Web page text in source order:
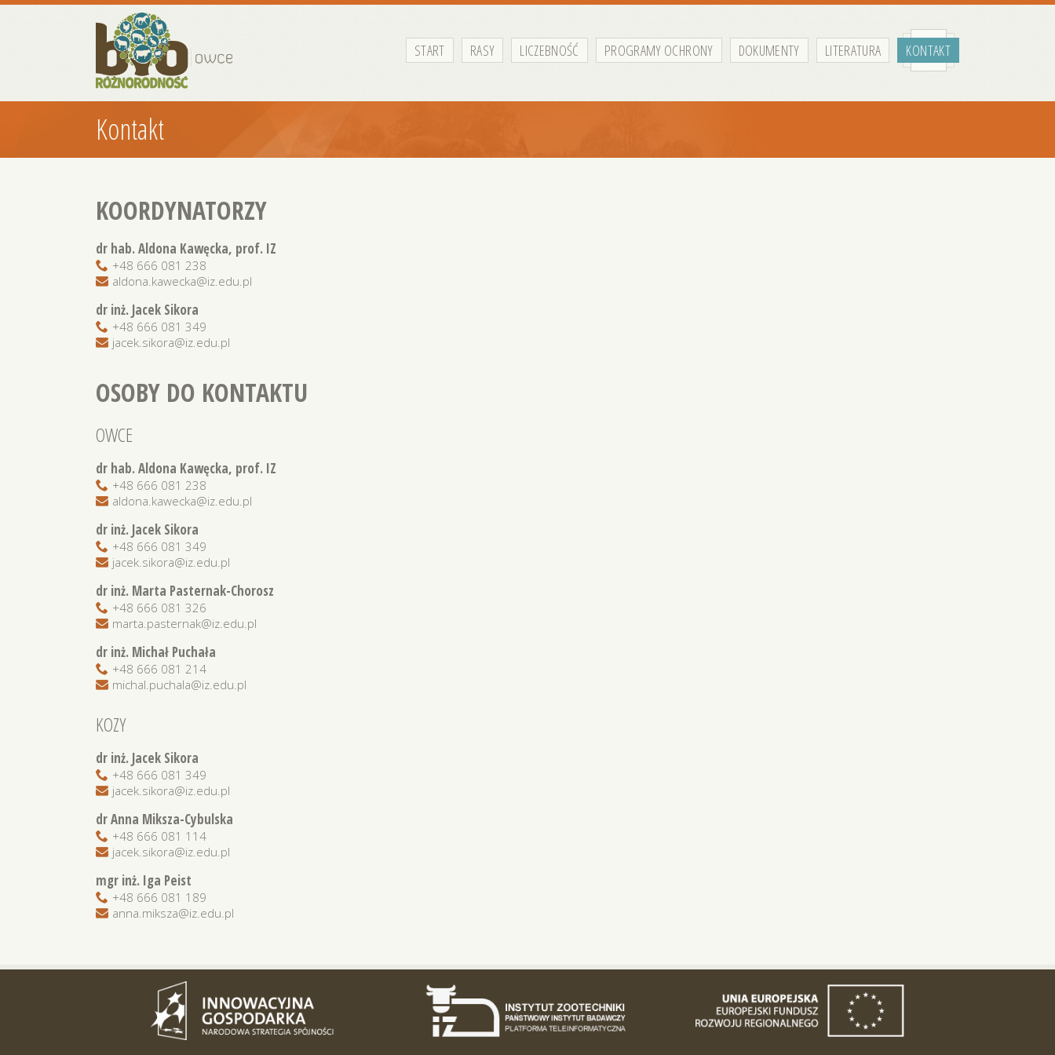
START RASY LICZEBNOŚĆ PROGRAMY OCHRONY DOKUMENTY LITERATURA KONTAKT
Kontakt
KOORDYNATORZY
dr hab. Aldona Kawęcka, prof. IZ
+48 666 081 238
aldona.kawecka@iz.edu.pl
dr inż. Jacek Sikora
+48 666 081 349
jacek.sikora@iz.edu.pl
OSOBY DO KONTAKTU
OWCE
dr hab. Aldona Kawęcka, prof. IZ
+48 666 081 238
aldona.kawecka@iz.edu.pl
dr inż. Jacek Sikora
+48 666 081 349
jacek.sikora@iz.edu.pl
dr inż. Marta Pasternak-Chorosz
+48 666 081 326
marta.pasternak@iz.edu.pl
dr inż. Michał Puchała
+48 666 081 214
michal.puchala@iz.edu.pl
KOZY
dr inż. Jacek Sikora
+48 666 081 349
jacek.sikora@iz.edu.pl
dr Anna Miksza-Cybulska
+48 666 081 114
jacek.sikora@iz.edu.pl
mgr inż. Iga Peist
+48 666 081 189
anna.miksza@iz.edu.pl